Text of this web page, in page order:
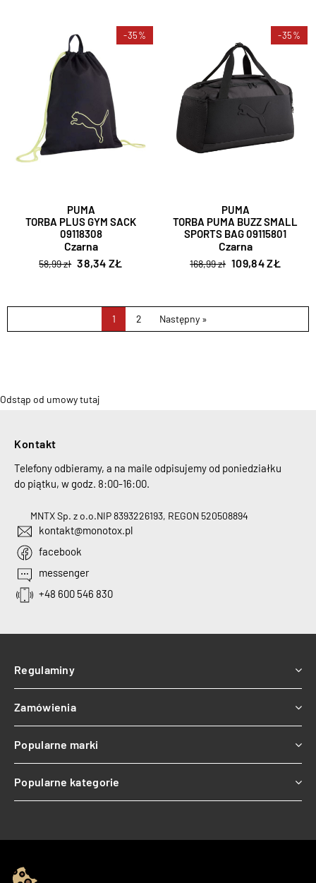
-35%
PUMA
TORBA PLUS GYM SACK
09118308
Czarna
58,99 zł 38,34 ZŁ
-35%
PUMA
TORBA PUMA BUZZ SMALL
SPORTS BAG 09115801
Czarna
168,99 zł 109,84 ZŁ
1 2 Następny »
Odstąp od umowy tutaj
Kontakt
Telefony odbieramy, a na maile odpisujemy od poniedziałku
do piątku, w godz. 8:00-16:00.
MNTX Sp. z o.o.NIP 8393226193, REGON 520508894
kontakt@monotox.pl
facebook
messenger
+48 600 546 830
Regulaminy
Zamówienia
Popularne marki
Popularne kategorie